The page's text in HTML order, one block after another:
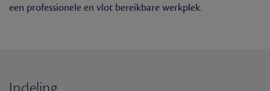
een professionele en vlot bereikbare werkplek.